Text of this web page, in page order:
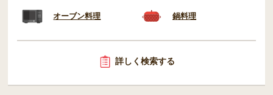
オーブン料理 鍋料理
詳しく検索する